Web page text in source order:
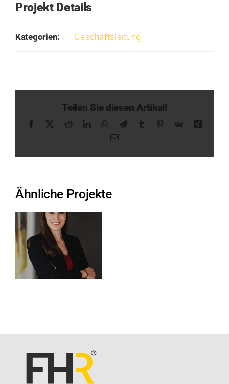
Projekt Details
Kategorien: Geschäftsleitung
Teilen Sie diesen Artikel!
Facebook RedditLinkedInWhatsApp
TelegramTumblr Pinterest
Vk
Xing
E-
Ähnliche Projekte